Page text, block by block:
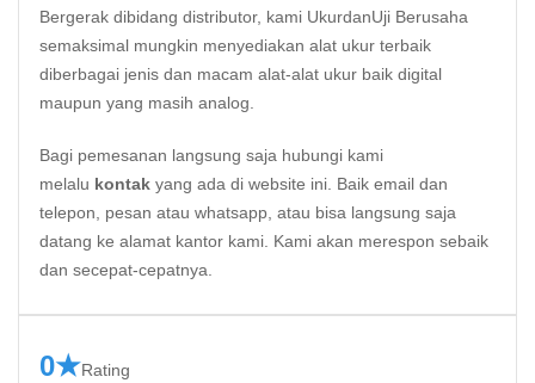
Bergerak dibidang distributor, kami UkurdanUji Berusaha
semaksimal mungkin menyediakan alat ukur terbaik
diberbagai jenis dan macam alat-alat ukur baik digital
maupun yang masih analog.
Bagi pemesanan langsung saja hubungi kami
melalu kontak yang ada di website ini. Baik email dan
telepon, pesan atau whatsapp, atau bisa langsung saja
datang ke alamat kantor kami. Kami akan merespon sebaik
dan secepat-cepatnya.
0★Rating